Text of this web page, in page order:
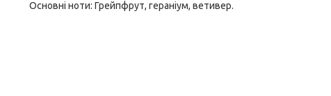
Основні ноти: Грейпфрут, гераніум, ветивер.